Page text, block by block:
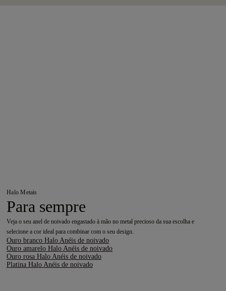
Halo Metais
Para sempre
Veja o seu anel de noivado engastado à mão no metal precioso da sua escolha e
selecione a cor ideal para combinar com o seu design.
Ouro branco Halo Anéis de noivado
Ouro amarelo Halo Anéis de noivado
Ouro rosa Halo Anéis de noivado
Platina Halo Anéis de noivado